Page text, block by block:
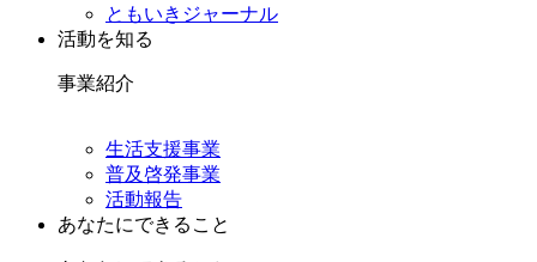
ともいきジャーナル
活動を知る
事業紹介
生活支援事業
普及啓発事業
活動報告
あなたにできること